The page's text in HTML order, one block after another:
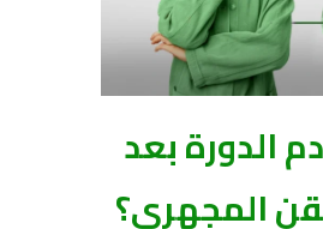
الدورة بعد
المجهري؟